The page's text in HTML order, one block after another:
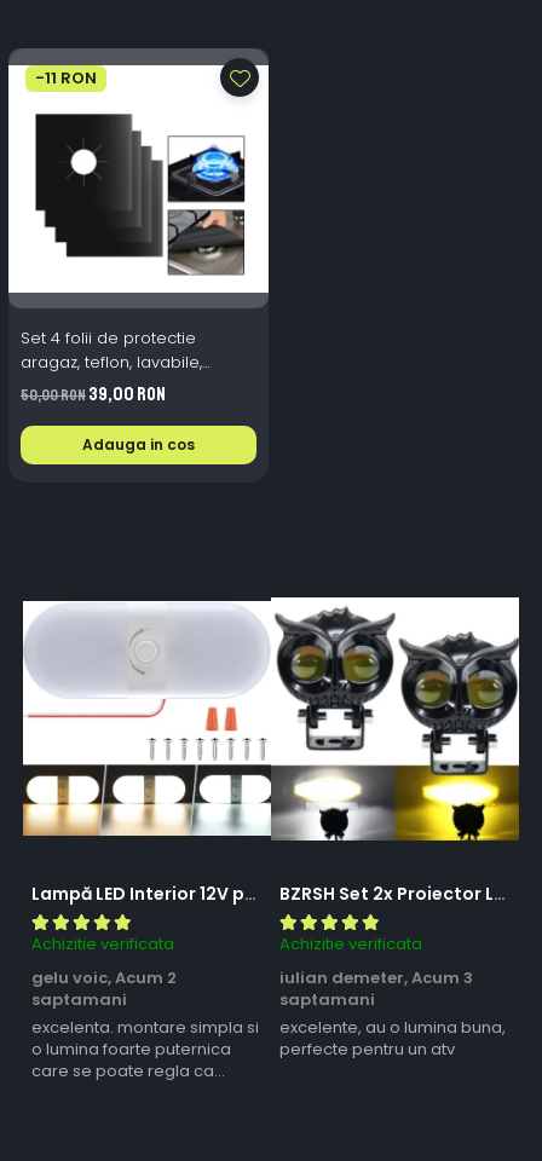
-11 RON
Set 4 folii de protectie
aragaz, teflon, lavabile,
reutilizabile, Negru/Gri
50,00 RON39,00 RON
Adauga in cos
Lampă LED Interior 12V pentru Dubă, Camper și Rulotă - 180LED, 33 cm, 3 Temperaturii de Culoare, Intensitate Reglabilă, Iluminare Compartiment Marfă
Achizitie verificata
gelu voic,Acum 2
saptamani
excelenta. montare simpla si
o lumina foarte puternica
care se poate regla ca
BZRSH Set 2x Proiector LED Bufnita 50W Lupa 2 Faze Alb-Galben 12-24V Moto ATV
Achizitie verificata
iulian demeter,Acum 3
saptamani
excelente, au o lumina buna,
perfecte pentru un atv